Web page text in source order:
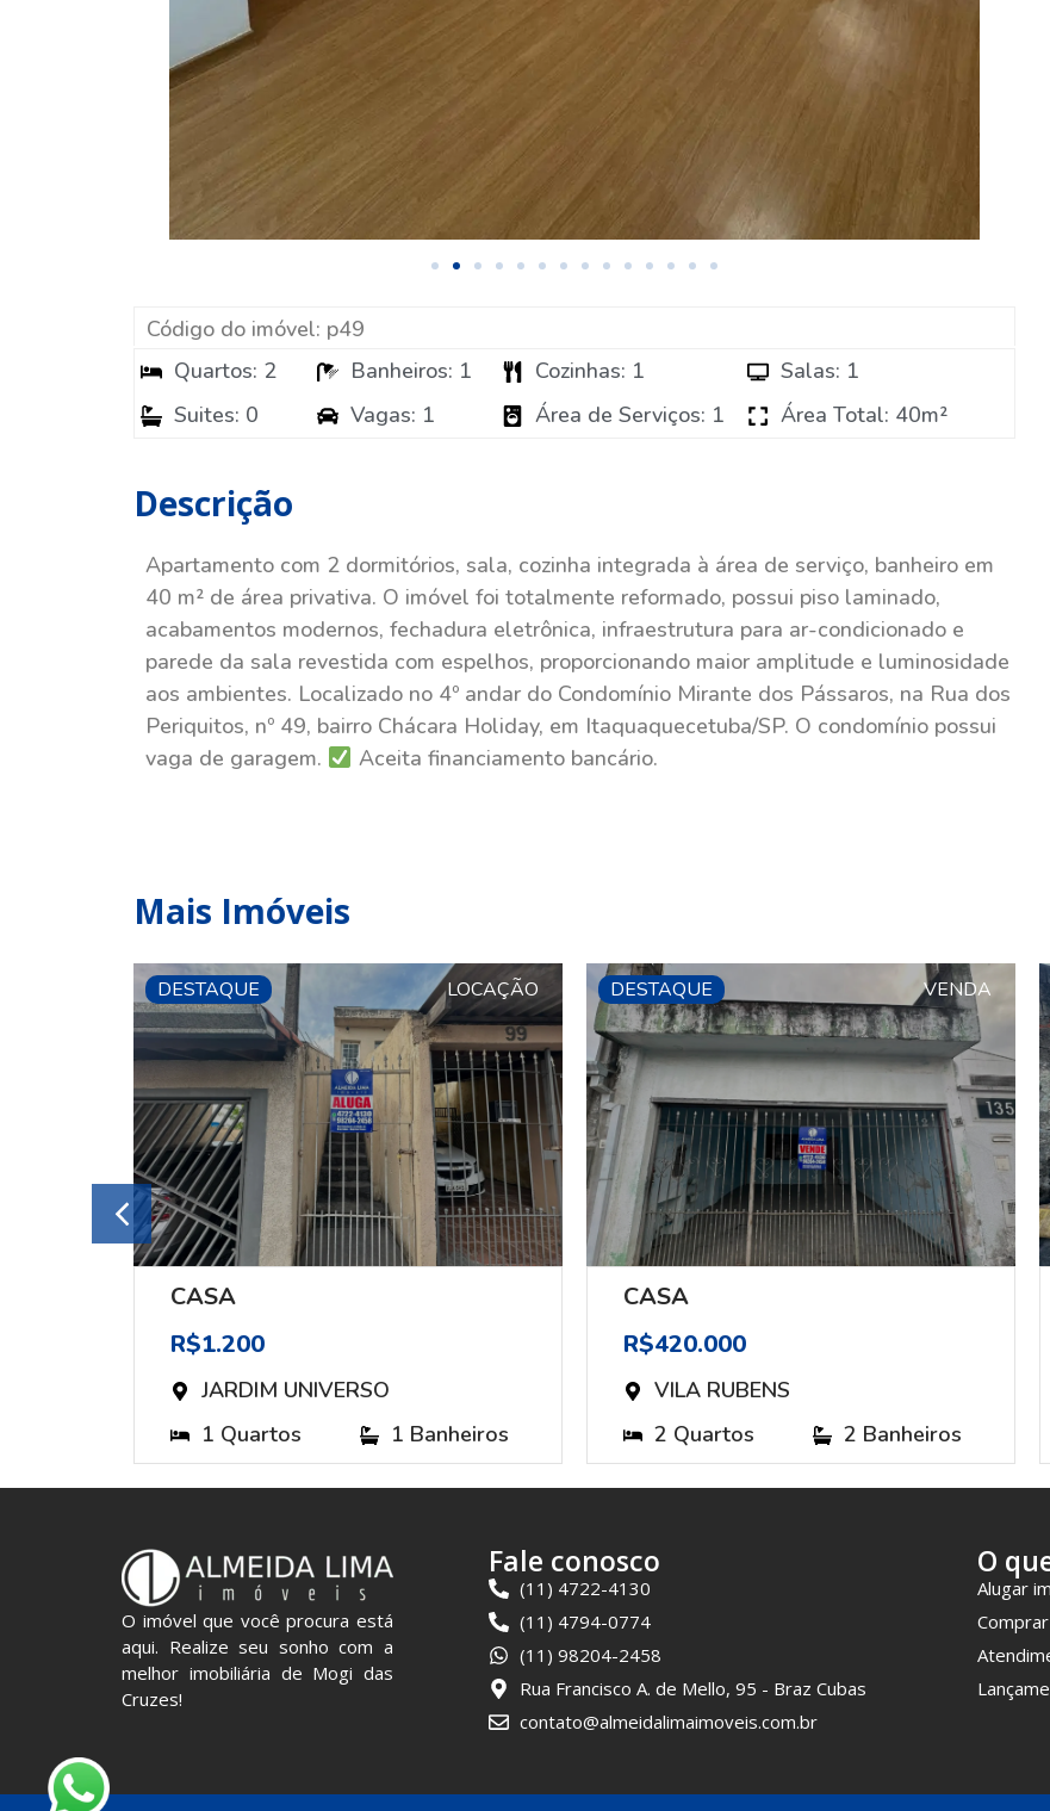
Código do imóvel: p49
Quartos: 2
Suites: 0
Banheiros: 1
Vagas: 1
Cozinhas: 1
Área de Serviços: 1
Salas: 1
Área Total: 40m²
Descrição
Apartamento com 2 dormitórios, sala, cozinha integrada à área de serviço, banheiro em
40 m² de área privativa. O imóvel foi totalmente reformado, possui piso laminado,
acabamentos modernos, fechadura eletrônica, infraestrutura para ar-condicionado e
parede da sala revestida com espelhos, proporcionando maior amplitude e luminosidade
aos ambientes. Localizado no 4º andar do Condomínio Mirante dos Pássaros, na Rua dos
Periquitos, nº 49, bairro Chácara Holiday, em Itaquaquecetuba/SP. O condomínio possui
vaga de garagem.
Aceita financiamento bancário.
Mais Imóveis
DESTAQUE LOCAÇÃO
CASA
R$1.200
JARDIM UNIVERSO
1 Quartos
1 Banheiros
DESTAQUE VENDA
CASA
R$420.000
VILA RUBENS
2 Quartos
2 Banheiros
O imóvel que você procura está
aqui. Realize seu sonho com a
melhor imobiliária de Mogi das
Cruzes!
Fale conosco
(11) 4722-4130
(11) 4794-0774
(11) 98204-2458
Rua Francisco A. de Mello, 95 - Braz Cubas
contato@almeidalimaimoveis.com.br
O
Alugar